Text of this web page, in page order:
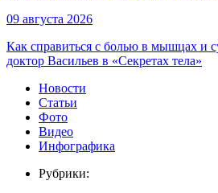
09 августа 2026
Как справиться с болью в мышцах и
доктор Васильев в «Секретах тела»
Новости
Статьи
Фото
Видео
Инфографика
Рубрики: